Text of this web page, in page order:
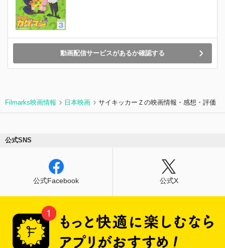
動画配信サービスがあるか確認する
Filmarks映画情報 日本映画 サイキッカーＺの映画情報・感想・評価
公式SNS
公式Facebook 公式X